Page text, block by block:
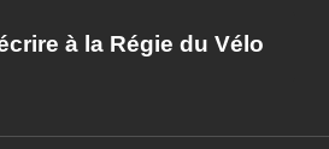
à la Régie du Vélo